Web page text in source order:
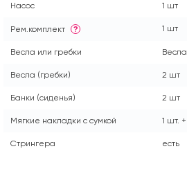
Насос 1 шт
Рем.комплект ? 1 шт
Весла или гребки Весла
Весла (гребки) 2 шт
Банки (сиденья) 2 шт
Мягкие накладки с сумкой 1 шт.
Стрингера есть